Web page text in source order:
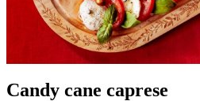
Candy cane caprese